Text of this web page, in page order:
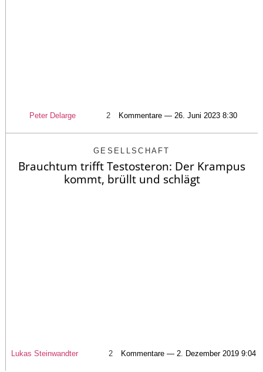
Peter Delarge 2 Kommentare — 26. Juni 2023 8:30
GESELLSCHAFT
Brauchtum trifft Testosteron: Der Krampus
kommt, brüllt und schlägt
Lukas Steinwandter 2 Kommentare — 2. Dezember 2019 9:04